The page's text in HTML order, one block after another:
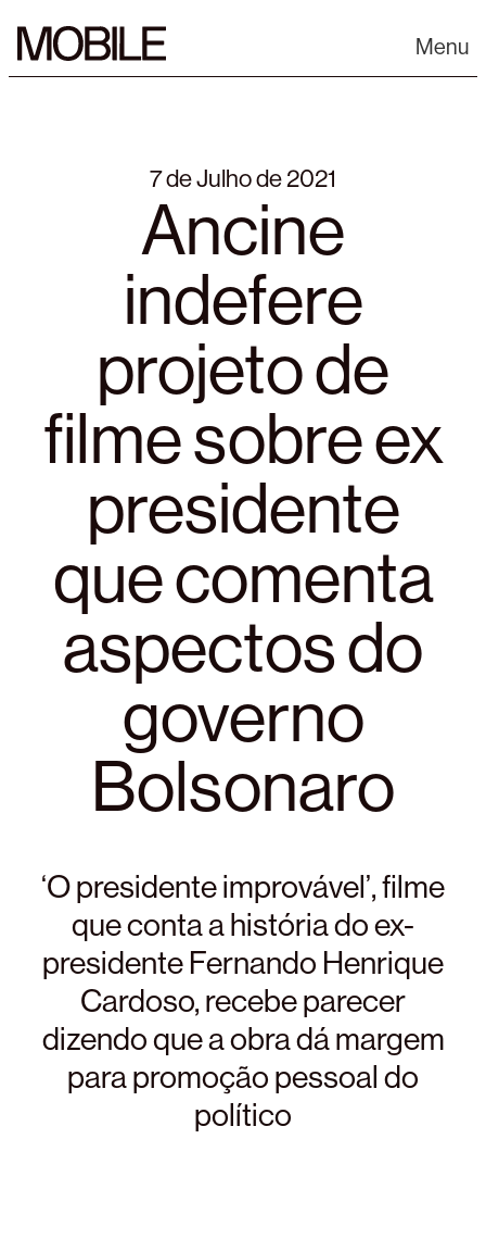
content
Menu
7 de Julho de 2021
Ancine
indefere
projeto de
filme sobre ex
presidente
que comenta
aspectos do
governo
Bolsonaro
‘O presidente improvável’, filme
que conta a história do ex-
presidente Fernando Henrique
Cardoso, recebe parecer
dizendo que a obra dá margem
para promoção pessoal do
político